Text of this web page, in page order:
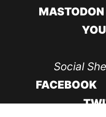
MASTODON
Social
FACEBOOK